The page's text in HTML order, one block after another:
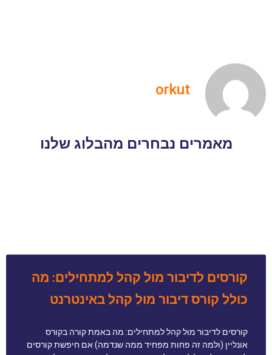
orkut
מאמרים נבחרים מהבלוג שלנו
קורסים לדיבור מול קהל למתחילים: מה
כולל קורס דיבור מול קהל באינטרנט
קורסים לדיבור מול קהל למתחילים: מה באמת קורה בקורס
אונליין (ולמה זה פחות מפחיד ממה שנדמה) אם חיפשת קורסים